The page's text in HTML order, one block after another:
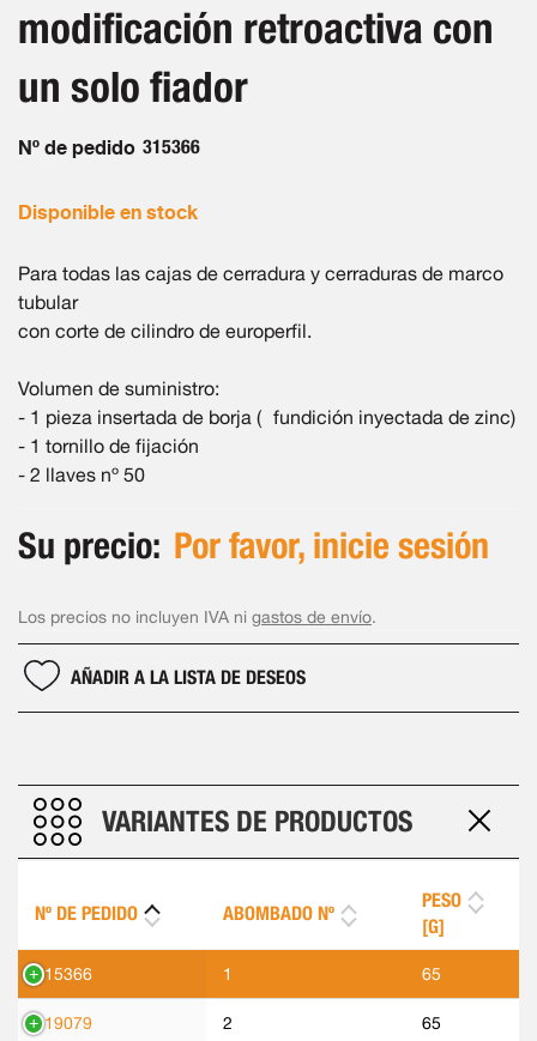
de
modificación retroactiva con
un solo fiador
Nº de pedido 315366
Disponible en stock
Para todas las cajas de cerradura y cerraduras de marco
tubular
con corte de cilindro de europerfil.
Volumen de suministro:
- 1 pieza insertada de borja ( fundición inyectada de zinc)
- 1 tornillo de fijación
- 2 llaves nº 50
Su precio: Por favor, inicie sesión
Los precios no incluyen IVA ni gastos de envío.
AÑADIR A LA LISTA DE DESEOS
VARIANTES DE PRODUCTOS
Nº DE PEDIDO ABOMBADO Nº
PESO
[G]
315366 1 65
319079 2 65